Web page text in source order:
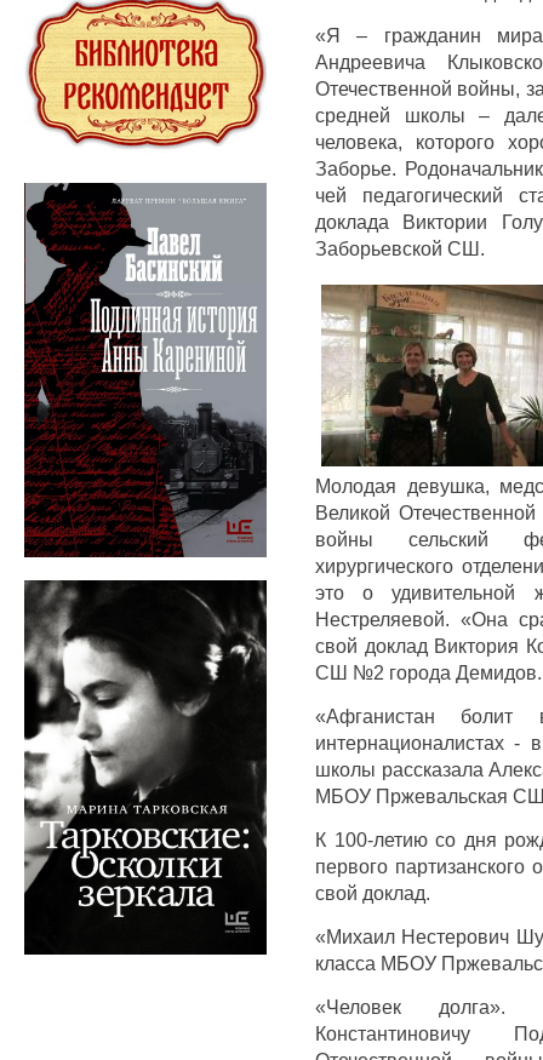
«Я – гражданин
Андреевича
Отечественной войны,
средней школы –
человека, которого
Заборье.
чей педагогический
доклада Виктории
Заборьевской СШ.
Молодая девушка,
Великой
войны сельский
хирургического
это о удивительной
Нестреляевой. «Она
свой доклад Виктория
СШ №2 города Демидов.
«Афганистан
интернационалистах -
школы рассказала
МБОУ Пржевальская
К 100-летию со дня
первого
свой доклад.
«Михаил Нестерович
класса МБОУ
«Человек долга».
Константиновичу